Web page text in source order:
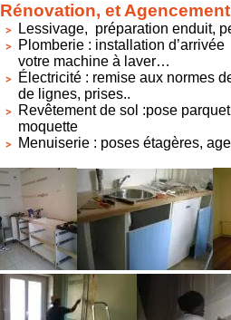
Rénovation, et Agencement
Lessivage, préparation enduit,
Plomberie : installation
votre machine à laver…
Électricité : remise aux normes
de lignes, prises..
Revêtement de sol :pose
moquette
Menuiserie : poses étagères,